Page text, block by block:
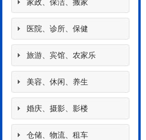
家政、保洁、搬家
医院、诊所、保健
旅游、宾馆、农家乐
美容、休闲、养生
婚庆、摄影、影楼
仓储、物流、租车